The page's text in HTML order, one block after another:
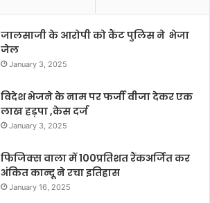
जालसाजी के आरोपी को कैंट पुलिस ने भेजा
जेल
January 3, 2025
विदेश भेजने के नाम पर फर्जी वीजा देकर एक
लाख हड़पा ,केस दर्ज
January 3, 2025
फिजिक्स वाला में 100प्रतिशत रैंकअर्जित कर
अंकित कान्दू ने रचा इतिहास
January 16, 2025